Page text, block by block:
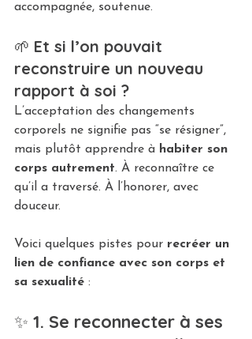
accompagnée, soutenue.
🌱 Et si l’on pouvait
reconstruire un nouveau
rapport à soi ?
L’acceptation des changements
corporels ne signifie pas “se résigner”,
mais plutôt apprendre à habiter son
corps autrement. À reconnaître ce
qu’il a traversé. À l’honorer, avec
douceur.
Voici quelques pistes pour recréer un
lien de confiance avec son corps et
sa sexualité :
✨ 1. Se reconnecter à ses